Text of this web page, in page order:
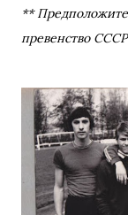
**
превенство